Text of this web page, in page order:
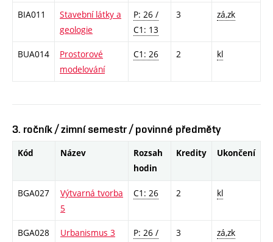
BIA011
Stavební látky a
geologie
P: 26 /
C1: 13
3 zá,zk
BUA014
Prostorové
modelování
C1: 26 2 kl
3. ročník / zimní semestr / povinné předměty
Kód Název
Rozsah
hodin
Kredity Ukončení
BGA027
Výtvarná tvorba
5
C1: 26 2 kl
BGA028 Urbanismus 3
P: 26 /
3 zá,zk